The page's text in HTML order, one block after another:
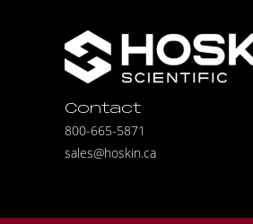
Contact
800-665-5871
sales@hoskin.ca